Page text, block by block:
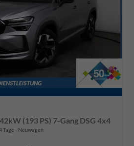
(193 PS) 7-Gang DSG 4x4
Tage Neuwagen